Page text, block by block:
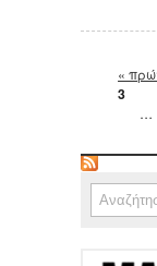
Σελίδες
«
3
…
Φόρμα
Αναζήτηση